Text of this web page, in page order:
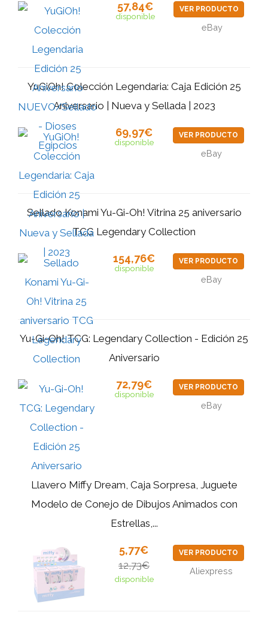
57,84€
disponible
VER PRODUCTO
eBay
YuGiOh! Colección Legendaria: Caja Edición 25
Aniversario | Nueva y Sellada | 2023
69,97€
disponible
VER PRODUCTO
eBay
Sellado Konami Yu-Gi-Oh! Vitrina 25 aniversario
TCG Legendary Collection
154,76€
disponible
VER PRODUCTO
eBay
Yu-Gi-Oh! TCG: Legendary Collection - Edición 25
Aniversario
72,79€
disponible
VER PRODUCTO
eBay
Llavero Miffy Dream, Caja Sorpresa, Juguete
Modelo de Conejo de Dibujos Animados con
Estrellas,...
5,77€
12,73€
disponible
VER PRODUCTO
Aliexpress